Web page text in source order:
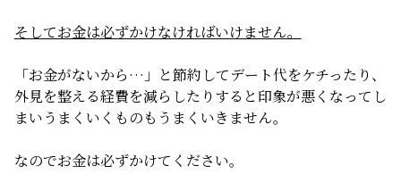
そしてお金は必ずかけなければいけません。
「お金がないから…」と節約してデート代をケチったり、
外見を整える経費を減らしたりすると印象が悪くなってし
まいうまくいくものもうまくいきません。
なのでお金は必ずかけてください。